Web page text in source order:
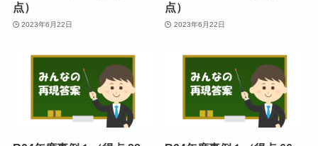
点）
2023年6月22日
点）
2023年6月22日